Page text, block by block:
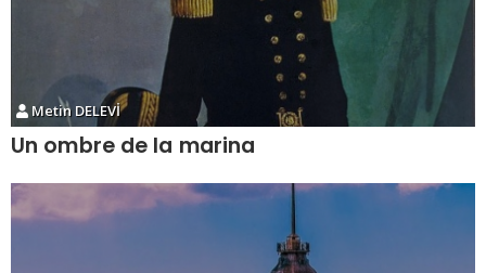
Metin DELEVİ
Un ombre de la marina